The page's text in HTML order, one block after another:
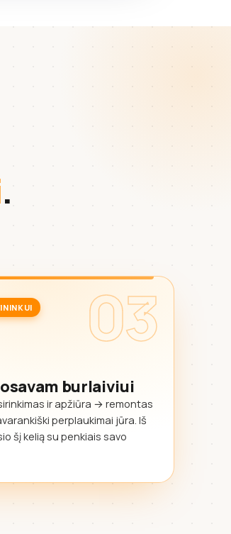
.
03
burlaiviui
ir apžiūra → remontas
perplaukimai jūra. Iš
šį kelią su penkiais savo